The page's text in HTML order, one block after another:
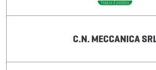
C.N. MECCANICA